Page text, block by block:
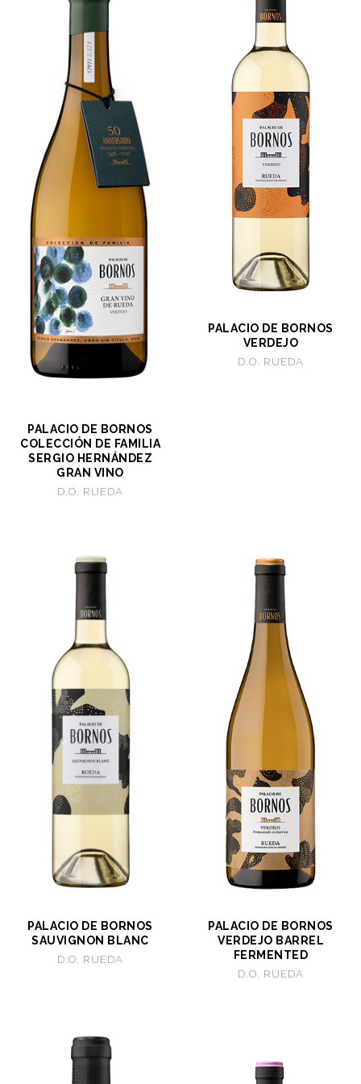
PALACIO DE BORNOS
COLECCIÓN DE FAMILIA
SERGIO HERNÁNDEZ
GRAN VINO
D.O. RUEDA
PALACIO DE BORNOS
VERDEJO
D.O. RUEDA
PALACIO DE BORNOS
SAUVIGNON BLANC
D.O. RUEDA
PALACIO DE BORNOS
VERDEJO BARREL
FERMENTED
D.O. RUEDA